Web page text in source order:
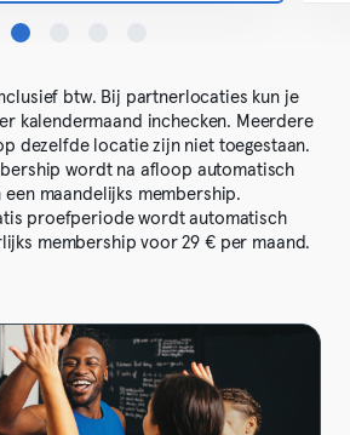
btw. Bij partnerlocaties kun je
kalendermaand inchecken. Meerdere
dezelfde locatie zijn niet toegestaan.
wordt na afloop automatisch
een maandelijks membership.
proefperiode wordt automatisch
membership voor 29 € per maand.